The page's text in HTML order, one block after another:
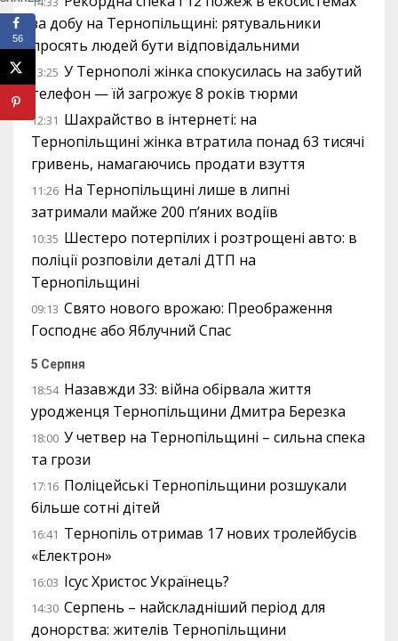
за добу на Тернопільщині: рятувальники
просять людей бути відповідальними
13:25 У Тернополі жінка спокусилась на забутий
телефон — їй загрожує 8 років тюрми
12:31 Шахрайство в інтернеті: на
Тернопільщині жінка втратила понад 63 тисячі
гривень, намагаючись продати взуття
11:26 На Тернопільщині лише в липні
затримали майже 200 п’яних водіїв
10:35 Шестеро потерпілих і розтрощені авто: в
поліції розповіли деталі ДТП на
Тернопільщині
09:13 Свято нового врожаю: Преображення
Господнє або Яблучний Спас
5 Серпня
18:54 Назавжди 33: війна обірвала життя
уродженця Тернопільщини Дмитра Березка
18:00 У четвер на Тернопільщині – сильна спека
та грози
17:16 Поліцейські Тернопільщини розшукали
більше сотні дітей
16:41 Тернопіль отримав 17 нових тролейбусів
«Електрон»
16:03 Ісус Христос Українець?
14:30 Серпень – найскладніший період для
донорства: жителів Тернопільщини
56